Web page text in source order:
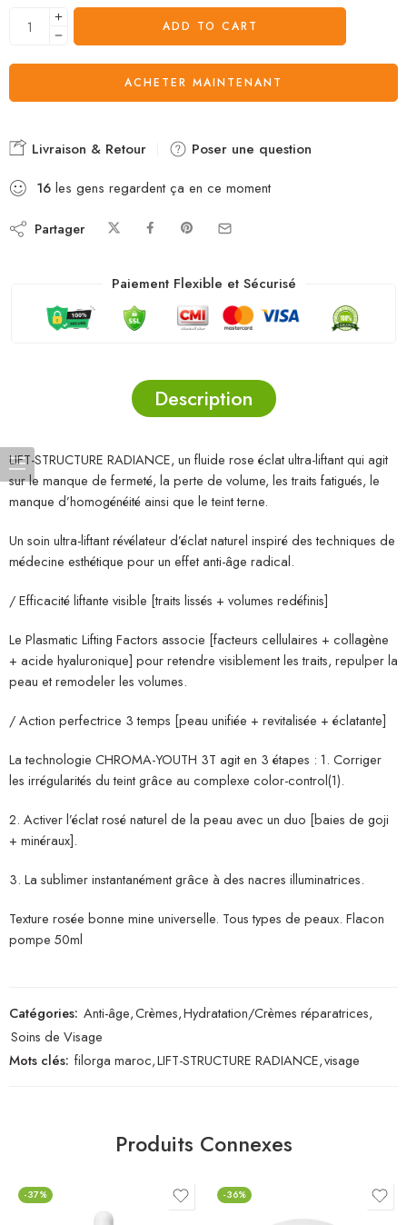
ADD TO CART
ACHETER MAINTENANT
Livraison & Retour
Poser une question
16 les gens regardent ça en ce moment
Partager
Paiement Flexible et Sécurisé
Description
LIFT-STRUCTURE RADIANCE, un fluide rose éclat ultra-liftant qui agit
sur le manque de fermeté, la perte de volume, les traits fatigués, le
manque d’homogénéité ainsi que le teint terne.
Un soin ultra-liftant révélateur d’éclat naturel inspiré des techniques de
médecine esthétique pour un effet anti-âge radical.
/ Efficacité liftante visible [traits lissés + volumes redéfinis]
Le Plasmatic Lifting Factors associe [facteurs cellulaires + collagène
+ acide hyaluronique] pour retendre visiblement les traits, repulper la
peau et remodeler les volumes.
/ Action perfectrice 3 temps [peau unifiée + revitalisée + éclatante]
La technologie CHROMA-YOUTH 3T agit en 3 étapes : 1. Corriger
les irrégularités du teint grâce au complexe color-control(1).
2. Activer l’éclat rosé naturel de la peau avec un duo [baies de goji
+ minéraux].
3. La sublimer instantanément grâce à des nacres illuminatrices.
Texture rosée bonne mine universelle. Tous types de peaux. Flacon
pompe 50ml
Catégories: Anti-âge,Crèmes,Hydratation/Crèmes réparatrices,
Soins de Visage
Mots clés: filorga maroc,LIFT-STRUCTURE RADIANCE,visage
Produits Connexes
-37% -36%